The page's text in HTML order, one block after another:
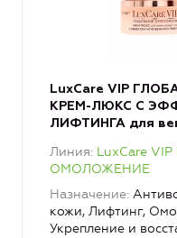
LuxCare VIP
КРЕМ-ЛЮКС С
ЛИФТИНГА для
Линия LuxCare
ОМОЛОЖЕНИЕ
Назначение
кожи, Лифтинг,
Укрепление и